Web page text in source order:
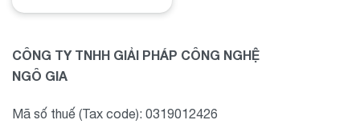
0
2.500.000₫.
là:
CÔNG TY TNHH GIẢI PHÁP CÔNG NGHỆ
NGÔ GIA
Mã số thuế (Tax code): 0319012426